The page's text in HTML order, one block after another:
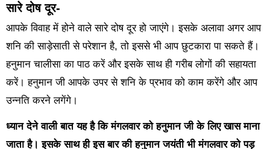
सारे दोष दूर-
आपके विवाह में होने वाले सारे दोष दूर हो जाएंगे। इसके अलावा अगर आप
शनि की साड़ेसाती से परेशान है, तो इससे भी आप छुटकारा पा सकते हैं।
हनुमान चालीसा का पाठ करें और इसके साथ ही गरीब लोगों की सहायता
करें। हनुमान जी आपके उपर से शनि के प्रभाव को काम करेंगे और आप
उन्नति करने लगेंगे।
ध्यान देने वाली बात यह है कि मंगलवार को हनुमान जी के लिए खास माना
जाता है। इसके साथ ही इस बार की हनुमान जयंती भी मंगलवार को पड़